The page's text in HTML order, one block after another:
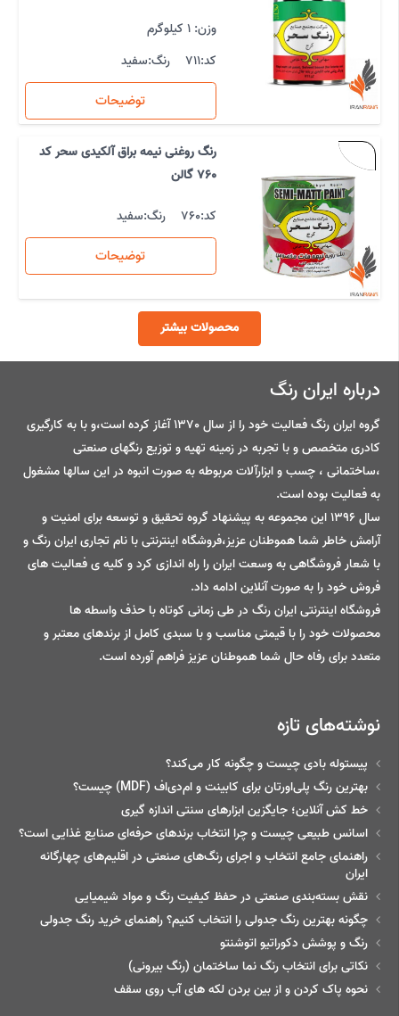
وزن: 1 کیلوگرم
کد:711 رنگ:سفید
توضیحات
رنگ روغنی نیمه براق آلکیدی سحر کد
760 گالن
کد:760 رنگ:سفید
توضیحات
محصولات بیشتر
درباره ایران رنگ
گروه ایران رنگ فعالیت خود را از سال 1370 آغاز کرده است،و با به کارگیری
کادری متخصص و با تجربه در زمینه تهیه و توزیع رنگهای صنعتی
،ساختمانی ، چسب و ابزارآلات مربوطه به صورت انبوه در این سالها مشغول
به فعالیت بوده است.
سال 1396 این مجموعه به پیشنهاد گروه تحقیق و توسعه برای امنیت و
آرامش خاطر شما هموطنان عزیز،فروشگاه اینترنتی با نام تجاری ایران رنگ و
با شعار فروشگاهی به وسعت ایران را راه اندازی کرد و کلیه ی فعالیت های
فروش خود را به صورت آنلاین ادامه داد.
فروشگاه اینترنتی ایران رنگ در طی زمانی کوتاه با حذف واسطه ها
محصولات خود را با قیمتی مناسب و با سبدی کامل از برندهای معتبر و
متعدد برای رفاه حال شما هموطنان عزیز فراهم آورده است.
نوشته‌های تازه
پیستوله بادی چیست و چگونه کار می‌کند؟
بهترین رنگ پلی‌اورتان برای کابینت و ام‌دی‌اف (MDF) چیست؟
خط‌ کش آنلاین؛ جایگزین ابزارهای سنتی اندازه گیری
اسانس طبیعی چیست و چرا انتخاب برندهای حرفه‌ای صنایع غذایی است؟
راهنمای جامع انتخاب و اجرای رنگ‌های صنعتی در اقلیم‌های چهارگانه
ایران
نقش بسته‌بندی صنعتی در حفظ کیفیت رنگ و مواد شیمیایی
چگونه بهترین رنگ جدولی را انتخاب کنیم؟ راهنمای خرید رنگ جدولی
رنگ و پوشش دکوراتیو اتوشنتو
نکاتی برای انتخاب رنگ نما ساختمان (رنگ بیرونی)
نحوه پاک کردن و از بین بردن لکه های آب روی سقف